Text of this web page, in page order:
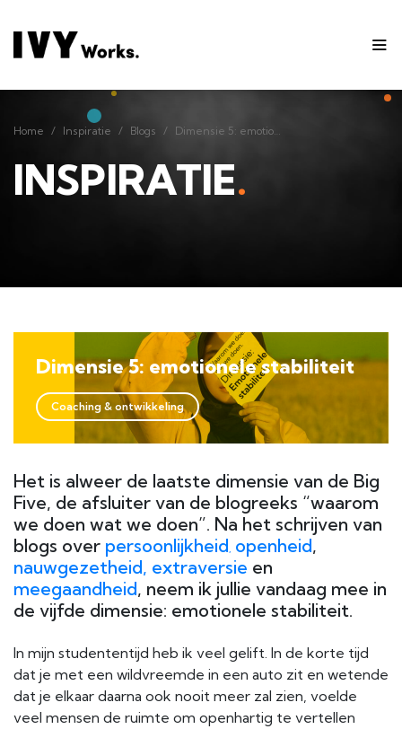
Home Inspiratie Blogs Dimensie 5: emotionele stabiliteit
INSPIRATIE.
Dimensie 5: emotionele stabiliteit
Coaching & ontwikkeling
Het is alweer de laatste dimensie van de Big
Five, de afsluiter van de blogreeks “waarom
we doen wat we doen”. Na het schrijven van
blogs over persoonlijkheid, openheid,
nauwgezetheid, extraversie en
meegaandheid, neem ik jullie vandaag mee in
de vijfde dimensie: emotionele stabiliteit.
In mijn studententijd heb ik veel gelift. In de korte tijd
dat je met een wildvreemde in een auto zit en wetende
dat je elkaar daarna ook nooit meer zal zien, voelde
veel mensen de ruimte om openhartig te vertellen